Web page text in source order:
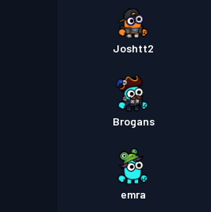
Joshtt2
Brogans
emra